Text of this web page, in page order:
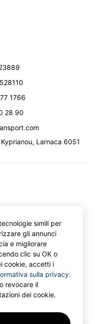
1766
28 90
, Larnaca 6051
Limited.
simili per
gli annunci
e migliorare
clic su OK o
cookie, accetti i
sulla privacy.
revocare il
dei cookie.